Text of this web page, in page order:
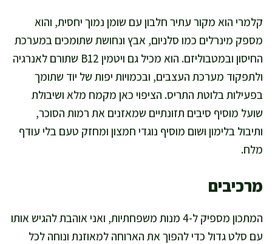
קלמרי הוא מקור עתיר חלבון עם שומן נמוך יחסית, והוא
מספק מינרלים כמו סלניום, אבץ ונחושת שתומכים במערכת
החיסון ובמטבוליזם. הוא מכיל גם ויטמין B12 שתורם לאנרגיה
ולתפקוד מערכת העצבים, ובכמויות יפות של יוד שתומך
בפעילות בלוטת התריס. הציפוי כאן מקמח מלא ושיבולת
שועל מוסיף סיבים תזונתיים שמאזנים את רמות הסוכר,
ותיבול בלימון ושום מוסיף נוגדי חמצון ומחזק טעם בלי עודף
מלח.
מרכיבים
המתכון מספיק ל-4 מנות משפחתיות, ואני אוהבת להגיש אותו
עם סלט גדול כדי להפוך את הארוחה למאוזנת ונוחה לכל